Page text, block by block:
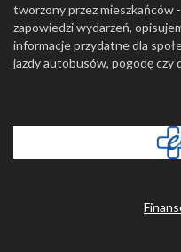
tworzony przez mieszkańców
zapowiedzi wydarzeń,
informacje przydatne dla
jazdy autobusów, pogodę czy